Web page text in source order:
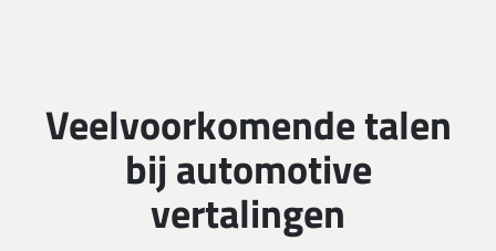
Veelvoorkomende talen
bij automotive
vertalingen